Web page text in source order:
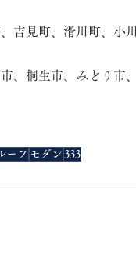
吉見町、滑川町、小
、桐生市、みどり市
ーフ モダン 333